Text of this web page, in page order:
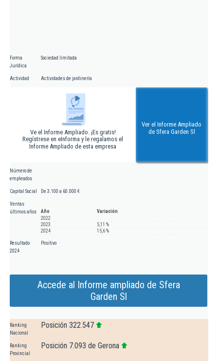
Forma
Jurídica
Sociedad limitada
Actividad Actividades de jardinería
Ve el Informe Ampliado. ¡Es gratis!
Regístrese en eInforma y le regalamos el
Informe Ampliado de esta empresa
Ver el Informe Ampliado
de Sfera Garden Sl
Número de
empleados
Capital Social De 3.100 a 60.000 €
Ventas
últimos años
Año
Variación
2022
2023
5,11 %
2024
15,6 %
Resultado
2024
Positivo
Accede al Informe ampliado de Sfera
Garden Sl
Ranking
Nacional
Posición 322.547
Ranking
Provincial
Posición 7.093 de Gerona